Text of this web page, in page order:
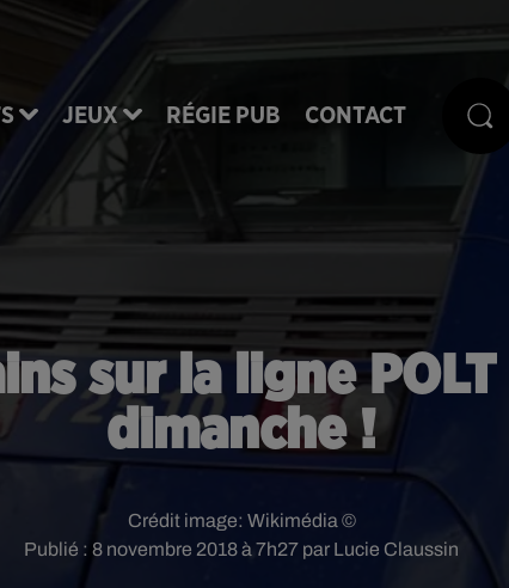
JEUX RÉGIE PUB CONTACT
sur la ligne
dimanche !
Publié : 8 novembre 2018 à 7h27 par Lucie Claussin
Crédit image: Wikimédia ©